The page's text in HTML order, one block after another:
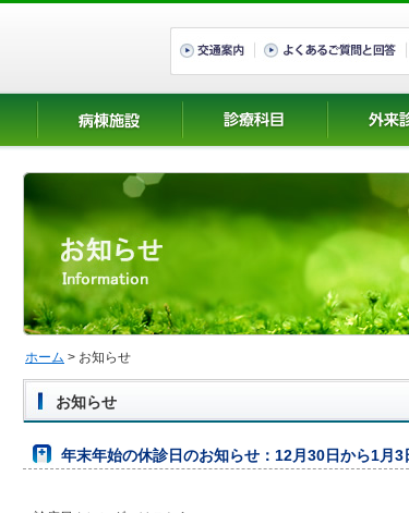
ホーム > お知らせ
お知らせ
年末年始の休診日のお知らせ：12月30日から1月3